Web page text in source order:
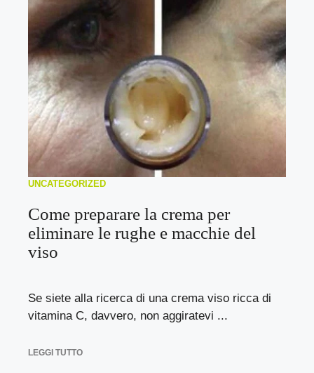
UNCATEGORIZED
Come preparare la crema per
eliminare le rughe e macchie del
viso
Se siete alla ricerca di una crema viso ricca di
vitamina C, davvero, non aggiratevi ...
LEGGI TUTTO